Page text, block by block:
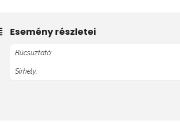
Esemény részletei
Búcsuztató:
Sírhely: